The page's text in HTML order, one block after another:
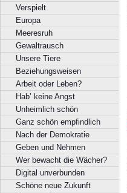
Verspielt
Europa
Meeresruh
Gewaltrausch
Unsere Tiere
Beziehungsweisen
Arbeit oder Leben?
Hab’ keine Angst
Unheimlich schön
Ganz schön empfindlich
Nach der Demokratie
Geben und Nehmen
Wer bewacht die Wächer?
Digital unverbunden
Schöne neue Zukunft